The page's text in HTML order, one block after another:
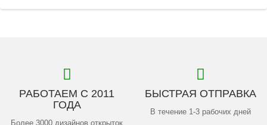
РАБОТАЕМ С 2011
ГОДА
Более 3000 дизайнов открыток
БЫСТРАЯ ОТПРАВКА
В течение 1-3 рабочих дней